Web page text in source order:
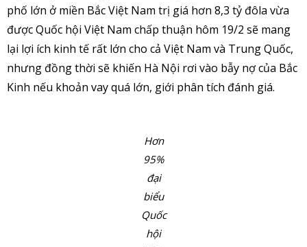
phố lớn ở miền Bắc Việt Nam trị giá hơn 8,3 tỷ đôla vừa
được Quốc hội Việt Nam chấp thuận hôm 19/2 sẽ mang
lại lợi ích kinh tế rất lớn cho cả Việt Nam và Trung Quốc,
nhưng đồng thời sẽ khiến Hà Nội rơi vào bẫy nợ của Bắc
Kinh nếu khoản vay quá lớn, giới phân tích đánh giá.
Hơn
95%
đại
biểu
Quốc
hội